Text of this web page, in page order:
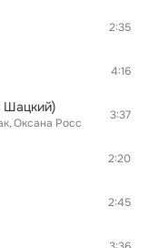
2:35
4:16
Шацкий)
Оксана Росс
3:37
2:20
2:45